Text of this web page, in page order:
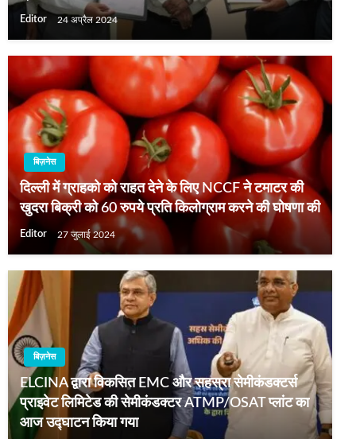
Editor 24 अप्रैल 2024
बिज़नेस
दिल्ली में ग्राहको को राहत देने के लिए NCCF ने टमाटर की
खुदरा बिक्री को 60 रुपये प्रति किलोग्राम करने की घोषणा की
Editor 27 जुलाई 2024
बिज़नेस
ELCINA द्वारा विकसित EMC और सहस्रा सेमीकंडक्टर्स
प्राइवेट लिमिटेड की सेमीकंडक्टर ATMP/OSAT प्लांट का
आज उद्घाटन किया गया